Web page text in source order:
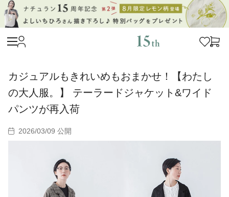
カジュアルもきれいめもおまかせ！【わたし
の大人服。】 テーラードジャケット&ワイド
パンツが再入荷
2026/03/09 公開